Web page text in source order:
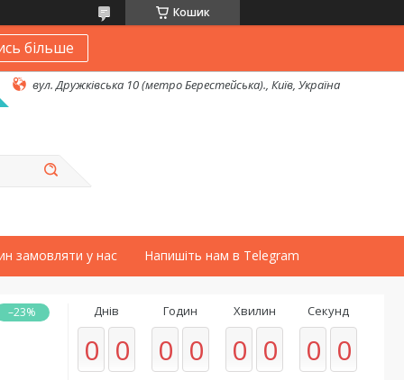
Кошик
більше
вул. Дружківська 10 (метро Берестейська)., Київ, Україна
замовляти у нас Напишіть нам в Telegram
–23% Днів
0 0
Годин
0 0
Хвилин
0 0
Секунд
0 0